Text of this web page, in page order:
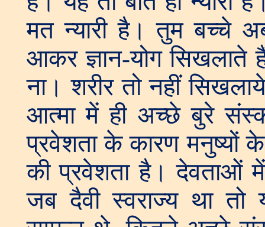
मत न्यारी है। तुम बच्चे
आकर ज्ञान-योग सिखलाते
ना। शरीर तो नहीं
आत्मा में ही अच्छे बुरे
प्रवेशता के कारण मनुष्यों के
की प्रवेशता है। देवताओं
जब दैवी स्वराज्य था